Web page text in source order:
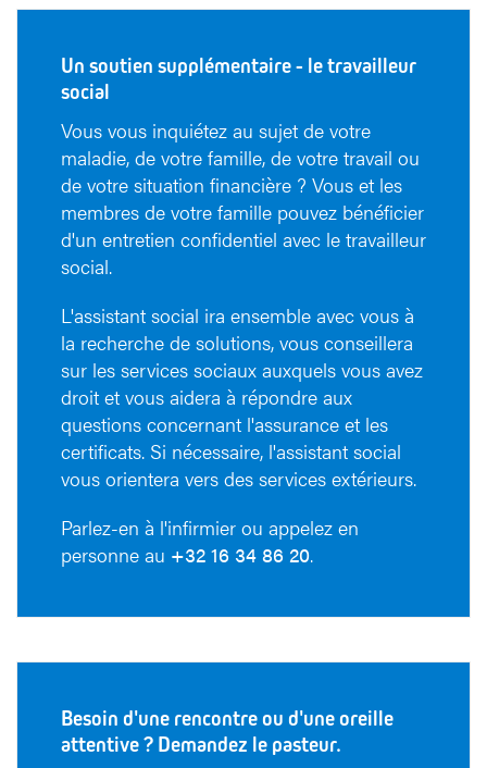
Un soutien supplémentaire - le travailleur
social
Vous vous inquiétez au sujet de votre
maladie, de votre famille, de votre travail ou
de votre situation financière ? Vous et les
membres de votre famille pouvez bénéficier
d'un entretien confidentiel avec le travailleur
social.
L'assistant social ira ensemble avec vous à
la recherche de solutions, vous conseillera
sur les services sociaux auxquels vous avez
droit et vous aidera à répondre aux
questions concernant l'assurance et les
certificats. Si nécessaire, l'assistant social
vous orientera vers des services extérieurs.
Parlez-en à l'infirmier ou appelez en
personne au +32 16 34 86 20.
Besoin d'une rencontre ou d'une oreille
attentive ? Demandez le pasteur.